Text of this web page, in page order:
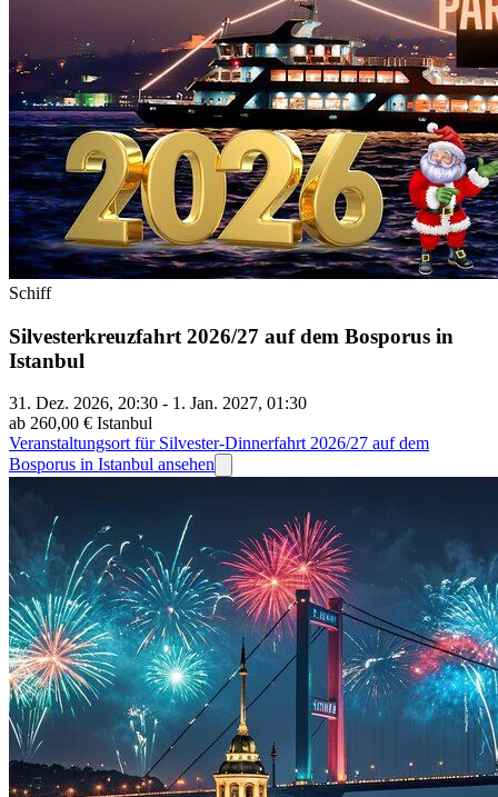
Schiff
Silvesterkreuzfahrt 2026/27 auf dem Bosporus in
Istanbul
31. Dez. 2026, 20:30 - 1. Jan. 2027, 01:30
ab 260,00 € Istanbul
Veranstaltungsort für Silvester-Dinnerfahrt 2026/27 auf dem
Bosporus in Istanbul ansehen